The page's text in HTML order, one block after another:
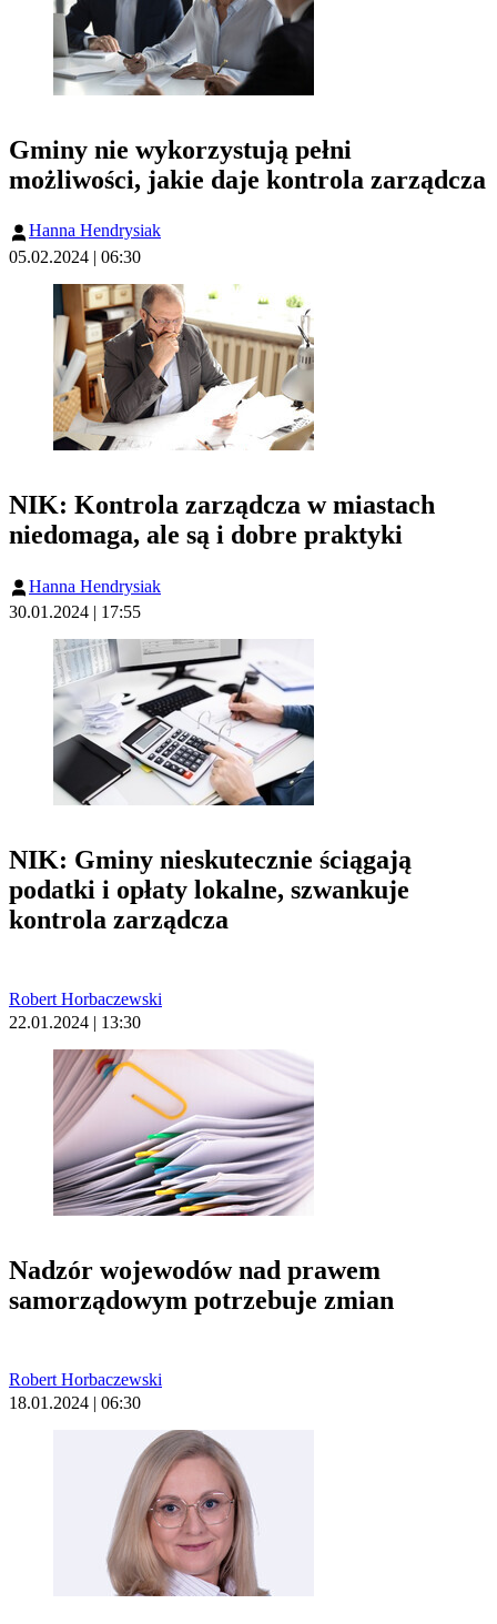
Gminy nie wykorzystują pełni
możliwości, jakie daje kontrola zarządcza
Hanna Hendrysiak
05.02.2024 | 06:30
NIK: Kontrola zarządcza w miastach
niedomaga, ale są i dobre praktyki
Hanna Hendrysiak
30.01.2024 | 17:55
NIK: Gminy nieskutecznie ściągają
podatki i opłaty lokalne, szwankuje
kontrola zarządcza
Robert Horbaczewski
22.01.2024 | 13:30
Nadzór wojewodów nad prawem
samorządowym potrzebuje zmian
Robert Horbaczewski
18.01.2024 | 06:30